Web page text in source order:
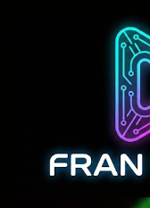
Ir al